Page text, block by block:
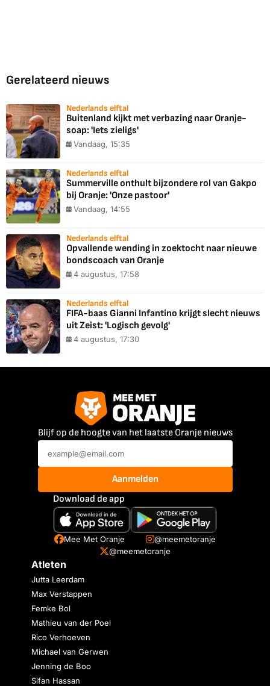
Gerelateerd nieuws
Nederlands elftal
Buitenland kijkt met verbazing naar Oranje-
soap: 'Iets zieligs'
Vandaag, 15:35
Nederlands elftal
Summerville onthult bijzondere rol van Gakpo
bij Oranje: 'Onze pastoor'
Vandaag, 14:55
Nederlands elftal
Opvallende wending in zoektocht naar nieuwe
bondscoach van Oranje
4 augustus, 17:58
Nederlands elftal
FIFA-baas Gianni Infantino krijgt slecht nieuws
uit Zeist: 'Logisch gevolg'
4 augustus, 17:30
Blijf op de hoogte van het laatste Oranje nieuws
Aanmelden
Download de app
Mee Met Oranje
@meemetoranje
@meemetoranje
Atleten
Jutta Leerdam
Max Verstappen
Femke Bol
Mathieu van der Poel
Rico Verhoeven
Michael van Gerwen
Jenning de Boo
Sifan Hassan